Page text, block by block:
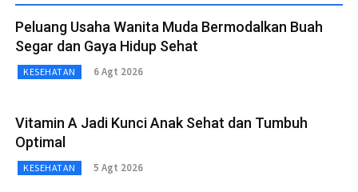
Peluang Usaha Wanita Muda Bermodalkan Buah
Segar dan Gaya Hidup Sehat
KESEHATAN 6 Agt 2026
Vitamin A Jadi Kunci Anak Sehat dan Tumbuh
Optimal
KESEHATAN 5 Agt 2026